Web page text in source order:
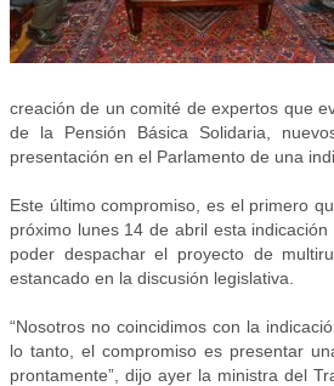
creación de un comité de expertos que
de la Pensión Básica Solidaria,
presentación en el Parlamento de una
Este último compromiso, es el primero
próximo lunes 14 de abril esta
poder despachar el proyecto de
estancado en la discusión legislativa.
“Nosotros no coincidimos con la
lo tanto, el compromiso es presentar
prontamente”, dijo ayer la ministra del